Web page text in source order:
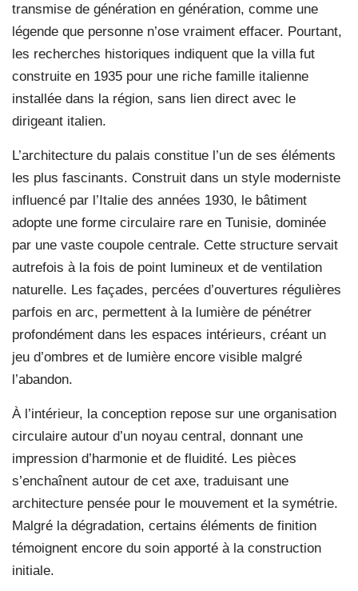
transmise de génération en génération, comme une
légende que personne n’ose vraiment effacer. Pourtant,
les recherches historiques indiquent que la villa fut
construite en 1935 pour une riche famille italienne
installée dans la région, sans lien direct avec le
dirigeant italien.
L’architecture du palais constitue l’un de ses éléments
les plus fascinants. Construit dans un style moderniste
influencé par l’Italie des années 1930, le bâtiment
adopte une forme circulaire rare en Tunisie, dominée
par une vaste coupole centrale. Cette structure servait
autrefois à la fois de point lumineux et de ventilation
naturelle. Les façades, percées d’ouvertures régulières
parfois en arc, permettent à la lumière de pénétrer
profondément dans les espaces intérieurs, créant un
jeu d’ombres et de lumière encore visible malgré
l’abandon.
À l’intérieur, la conception repose sur une organisation
circulaire autour d’un noyau central, donnant une
impression d’harmonie et de fluidité. Les pièces
s’enchaînent autour de cet axe, traduisant une
architecture pensée pour le mouvement et la symétrie.
Malgré la dégradation, certains éléments de finition
témoignent encore du soin apporté à la construction
initiale.